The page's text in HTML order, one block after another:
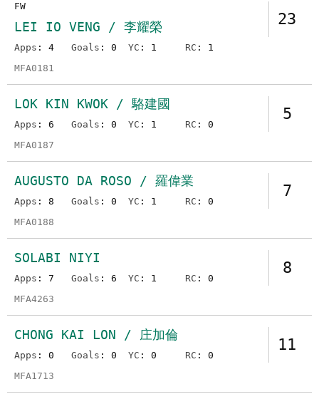
23
FW
LEI IO VENG / 李耀榮
Apps : 4 Goals : 0 YC : 1 RC : 1
MFA0181
5
LOK KIN KWOK / 駱建國
Apps : 6 Goals : 0 YC : 1 RC : 0
MFA0187
7
AUGUSTO DA ROSO / 羅偉業
Apps : 8 Goals : 0 YC : 1 RC : 0
MFA0188
8
SOLABI NIYI
Apps : 7 Goals : 6 YC : 1 RC : 0
MFA4263
11
CHONG KAI LON / 庄加倫
Apps : 0 Goals : 0 YC : 0 RC : 0
MFA1713